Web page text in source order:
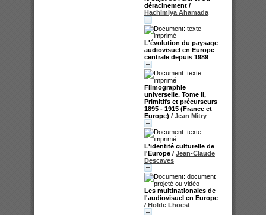
déracinement /
Hachimiya Ahamada
L'évolution du paysage
audiovisuel en Europe
centrale depuis 1989
Filmographie
universelle. Tome II,
Primitifs et précurseurs
1895 - 1915 (France et
Europe) / Jean Mitry
L'identité culturelle de
l'Europe / Jean-Claude
Descaves
Les multinationales de
l'audiovisuel en Europe
/ Holde Lhoest